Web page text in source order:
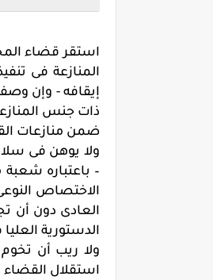
المنازعة فى
إيقافه - وإن
ذات جنس
ضمن منازعات
– باعتباره
الاختصاص
العادى دون أن
الدستورية العليا في القضية رقم 11
ولا ريب أن
استقلال القضاء